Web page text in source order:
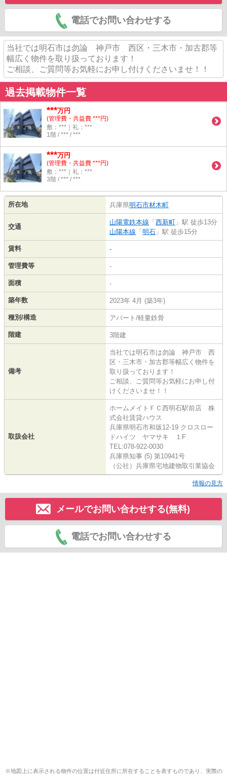
電話でお問い合わせする
当社では明石市は勿論 神戸市 西区・三木市・加古郡等
幅広く物件を取り扱っております！
ご相談、ご質問等お気軽にお申し付けくださいませ！！
過去掲載物件一覧
***万円
(管理費・共益費 ***円)
敷：***｜礼：***
1階 / *** / ***
***万円
(管理費・共益費 ***円)
敷：***｜礼：***
3階 / *** / ***
所在地 兵庫県明石市材木町
交通
山陽電鉄本線 「 西新町 」駅 徒歩13分
山陽本線 「 明石 」駅 徒歩15分
賃料 -
管理費等 -
面積 -
築年数 2023年 4月 (築3年)
種別/構造 アパート/軽量鉄骨
階建 3階建
備考
当社では明石市は勿論 神戸市 西
区・三木市・加古郡等幅広く物件を
取り扱っております！
ご相談、ご質問等お気軽にお申し付
けくださいませ！！
取扱会社
ホームメイトＦＣ西明石駅前店 株
式会社賃貸ハウス
兵庫県明石市和坂12-19 クロスロー
ドハイツ ヤマサキ １F
TEL:078-922-0030
兵庫県知事 (5) 第10941号
（公社）兵庫県宅地建物取引業協会
情報の見方
メールでお問い合わせする(無料)
電話でお問い合わせする
※地図上に表示される物件の位置は付近住所に所在することを表すものであり、実際の